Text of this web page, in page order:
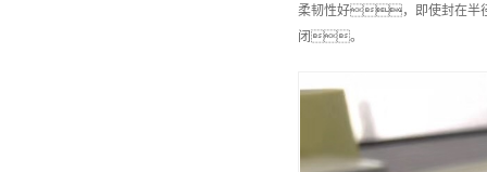
柔韧性好，即使封在半
闭。